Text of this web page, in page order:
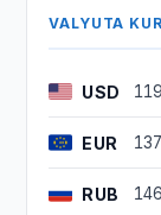
VALYUTA
USD
EUR
RUB